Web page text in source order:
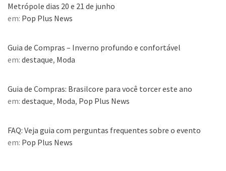
Metrópole dias 20 e 21 de junho
em: Pop Plus News
Guia de Compras – Inverno profundo e confortável
em: destaque, Moda
Guia de Compras: Brasilcore para você torcer este ano
em: destaque, Moda, Pop Plus News
FAQ: Veja guia com perguntas frequentes sobre o evento
em: Pop Plus News